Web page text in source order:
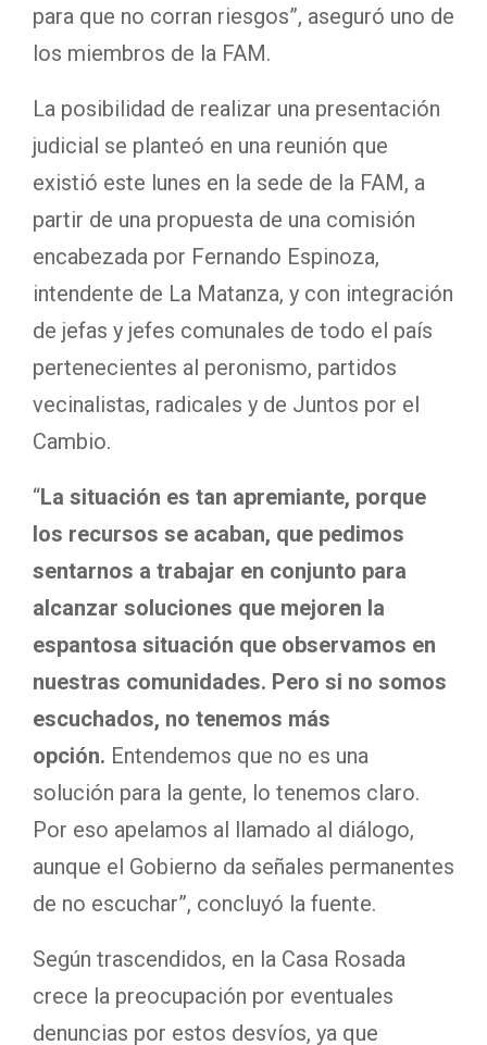
para que no corran riesgos”, aseguró uno de
los miembros de la FAM.
La posibilidad de realizar una presentación
judicial se planteó en una reunión que
existió este lunes en la sede de la FAM, a
partir de una propuesta de una comisión
encabezada por Fernando Espinoza,
intendente de La Matanza, y con integración
de jefas y jefes comunales de todo el país
pertenecientes al peronismo, partidos
vecinalistas, radicales y de Juntos por el
Cambio.
“La situación es tan apremiante, porque
los recursos se acaban, que pedimos
sentarnos a trabajar en conjunto para
alcanzar soluciones que mejoren la
espantosa situación que observamos en
nuestras comunidades. Pero si no somos
escuchados, no tenemos más
opción. Entendemos que no es una
solución para la gente, lo tenemos claro.
Por eso apelamos al llamado al diálogo,
aunque el Gobierno da señales permanentes
de no escuchar”, concluyó la fuente.
Según trascendidos, en la Casa Rosada
crece la preocupación por eventuales
denuncias por estos desvíos, ya que